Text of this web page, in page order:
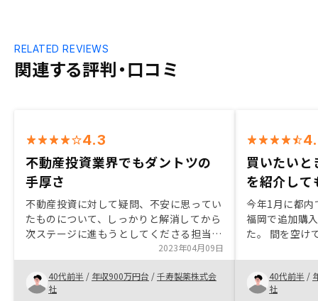
関連する評判・口コミ
RELATED REVIEWS
4.3
不動産投資業界でもダントツの
手厚さ
不動産投資に対して疑問、不安に思ってい
たものについて、しっかりと解消してから
次ステージに進もうとしてくださる担当営
業様の豊富な知識と接客態度は大変好まし
いものでした。また、御社のシステムにつ
いても簡潔明瞭とは言わないまでもシンプ
ルかつサポートも手厚いことが良く分かっ
2023年04月09日
40代前半 / 年収900万円台 /千寿製薬株式会
社
買いたい
を紹介して
今年1月に都
福岡で追加購
た。 間を空け
めの物件紹介
しいと思って
いいかと納得
40代前半 /
社